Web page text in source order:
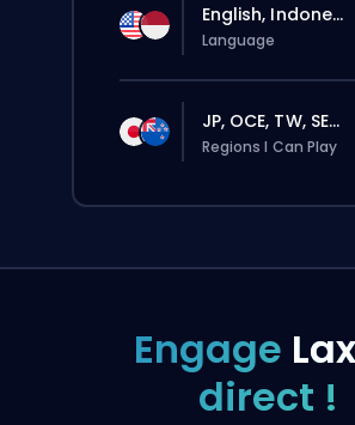
English, Indone...
Language
JP, OCE, TW, SE...
Regions I Can Play
Engage
direct !
La commande sera
attribuée à ce booster,